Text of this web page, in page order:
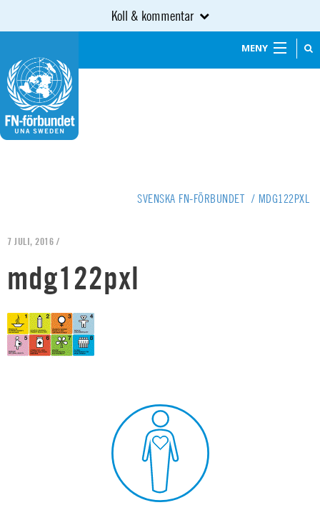
Koll & kommentar
MENY
SVENSKA FN-FÖRBUNDET / MDG122PXL
7 JULI, 2016 /
mdg122pxl